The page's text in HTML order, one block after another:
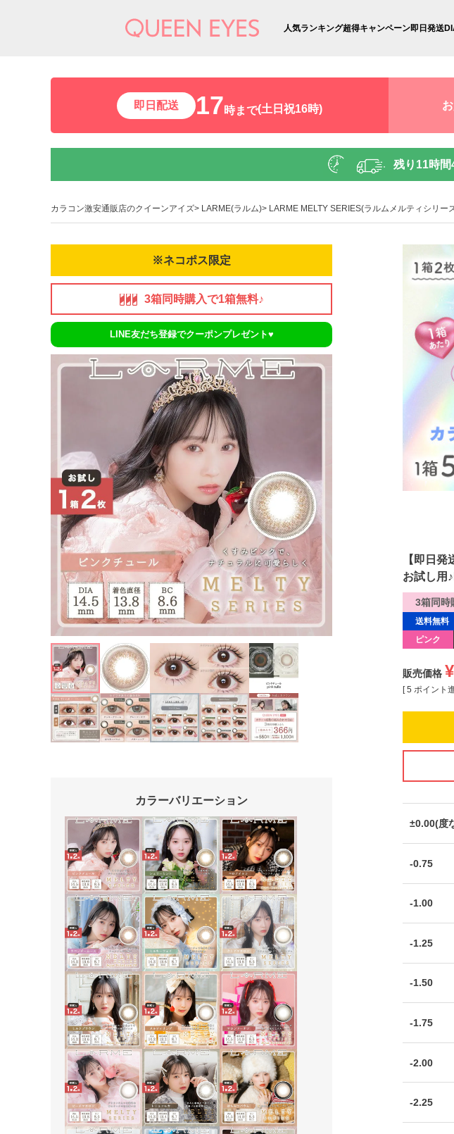
人気ランキング超得キャンペーン即日発送
即日配送 17時まで(土日祝16時)
残り 11時
カラコン激安通販店のクイーンアイズ LARME(ラルム) LARME MELTY SERIES(ラルムメルティシリー
※ネコポス限定
3箱同時購入で1箱無料♪
LINE友だち登録でクーポンプレゼント♥
カラーバリエーション
【即日発
お試し用
送料無料
ピンク
3箱同時
販売価格 ¥
[ 5 ポイント
±0.00(度
-0.75
-1.00
-1.25
-1.50
-1.75
-2.00
-2.25